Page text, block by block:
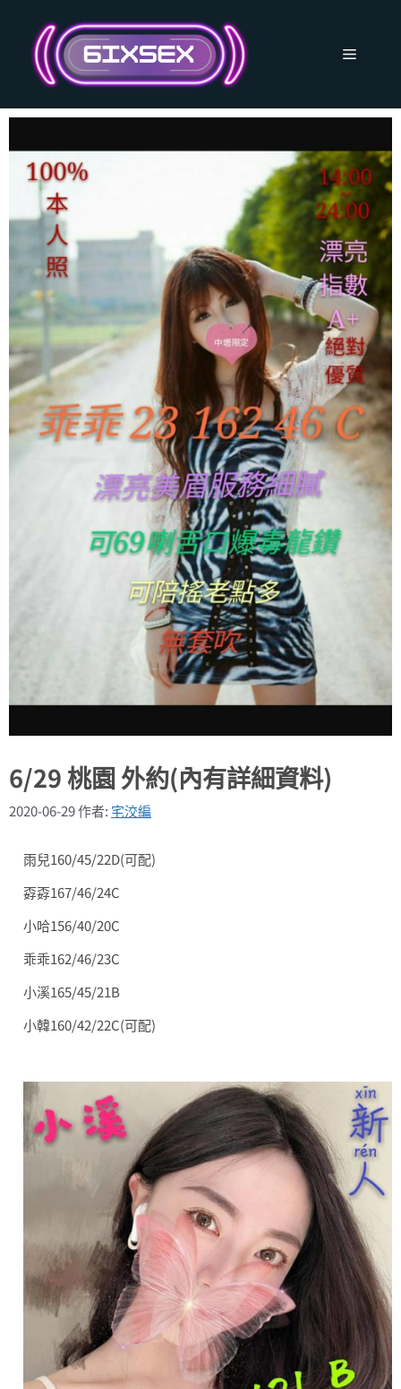
容
選
單
6/29 桃園 外約(內有詳細資料)
2020-06-29作者: 宅洨編
雨兒160/45/22D(可配)
孬孬167/46/24C
小哈156/40/20C
乖乖162/46/23C
小溪165/45/21B
小韓160/42/22C(可配)